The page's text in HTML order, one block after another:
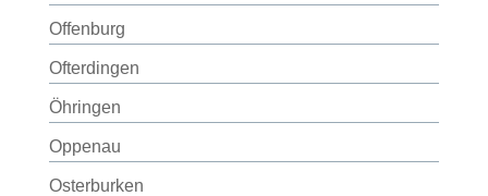
Offenburg
Ofterdingen
Öhringen
Oppenau
Osterburken